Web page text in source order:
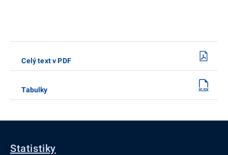
Celý text v PDF
Tabulky
Statistiky